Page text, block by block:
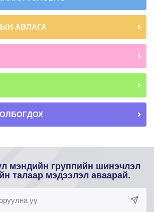
АВЛАГА
мэндийн группийн шинэчлэл
талаар мэдээлэл аваарай.